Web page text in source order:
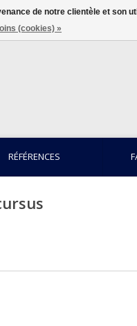
RÉFÉRENCES
de notre clientèle et son
(cookies) »